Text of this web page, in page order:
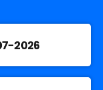
2026